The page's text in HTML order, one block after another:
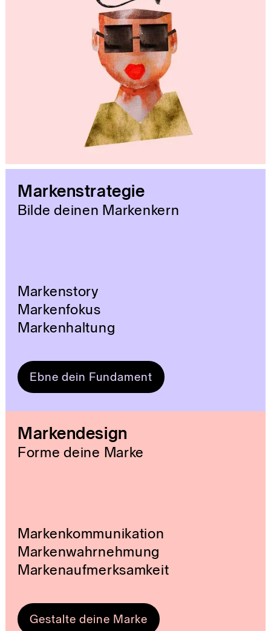
Markenstrategie
Bilde deinen Markenkern
Markenstory
Markenfokus
Markenhaltung
Ebne dein Fundament
Markendesign
Forme deine Marke
Markenkommunikation
Markenwahrnehmung
Markenaufmerksamkeit
Gestalte deine Marke